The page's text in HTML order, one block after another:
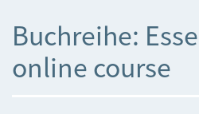
Buchreihe:
online course